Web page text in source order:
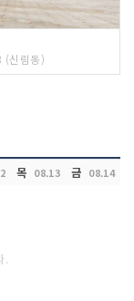
(신림동)
목 08.13 금 08.14
.